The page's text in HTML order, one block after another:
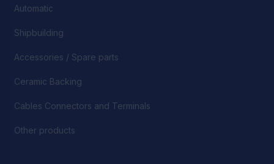
Automatic
Shipbuilding
Accessories / Spare parts
Ceramic Backing
Cables Connectors and Terminals
Other products